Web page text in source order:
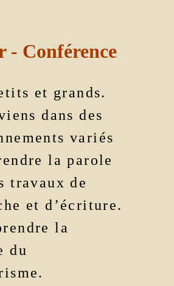
- Conférence
et grands.
dans des
variés
la parole
travaux de
et d’écriture.
la
du